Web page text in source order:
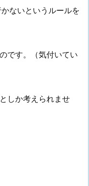
ないというルールを
です。（気付いてい
しか考えられませ